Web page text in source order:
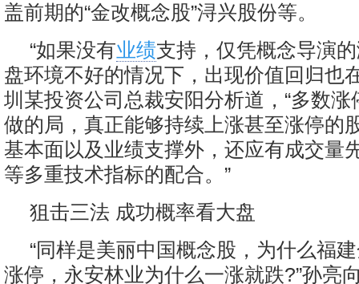
盖前期的“金改概念股”浔兴股份等。
“如果没有业绩支持，仅凭概念导演
盘环境不好的情况下，出现价值回归也
圳某投资公司总裁安阳分析道，“多数
做的局，真正能够持续上涨甚至涨停的
基本面以及业绩支撑外，还应有成交量
等多重技术指标的配合。”
狙击三法 成功概率看大盘
“同样是美丽中国概念股，为什么福
涨停，永安林业为什么一涨就跌?”孙亮